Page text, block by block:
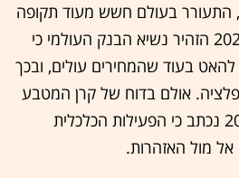
התעורר בעולם חשש מעוד תקופה
של סטגפלציה. בשנת 2022 הזהיר נשיא הבנק העולמי כי
בעוד שהמחירים עולים, ובכך
אולם בדוח של קרן המטבע
הבינלאומית מאפריל 2024 נכתב כי הפעילות הכלכלית
מול האזהרות.